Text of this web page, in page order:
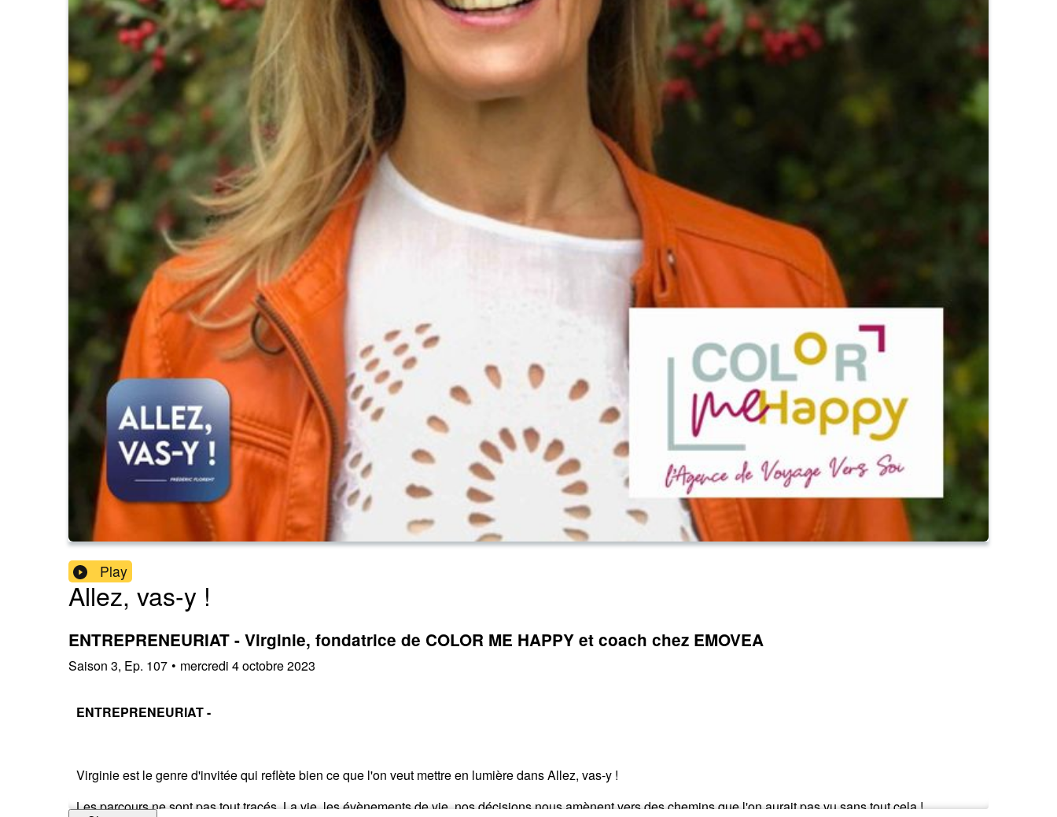
Play
Allez, vas-y !
ENTREPRENEURIAT - Virginie, fondatrice de COLOR ME HAPPY et coach chez EMOVEA
Saison 3, Ep. 107 • mercredi 4 octobre 2023
ENTREPRENEURIAT -
Virginie est le genre d'invitée qui reflète bien ce que l'on veut mettre en lumière dans Allez, vas-y !
Les parcours ne sont pas tout tracés. La vie, les évènements de vie, nos décisions nous amènent vers des chemins que l'on aurait pas vu sans tout cela !